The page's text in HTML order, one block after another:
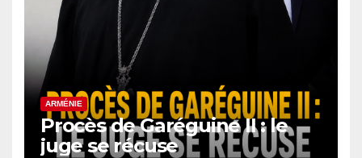
ARMÉNIE
Procès de Garéguine II : le
juge se récuse